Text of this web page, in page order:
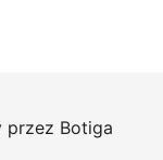
przez Botiga